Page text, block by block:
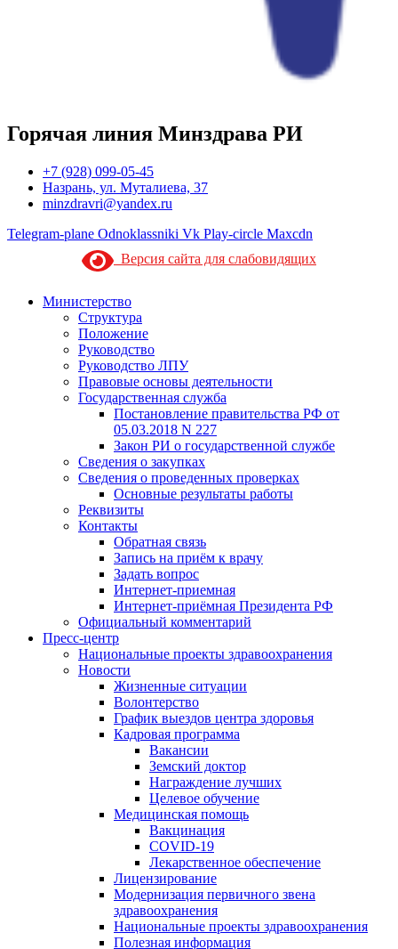
Горячая линия Минздрава РИ
+7 (928) 099-05-45
Назрань, ул. Муталиева, 37
minzdravri@yandex.ru
Telegram-plane Odnoklassniki Vk Play-circle Maxcdn
Версия сайта для слабовидящих
Министерство
Структура
Положение
Руководство
Руководство ЛПУ
Правовые основы деятельности
Государственная служба
Постановление правительства РФ от
05.03.2018 N 227
Закон РИ о государственной службе
Сведения о закупках
Сведения о проведенных проверках
Основные результаты работы
Реквизиты
Контакты
Обратная связь
Запись на приём к врачу
Задать вопрос
Интернет-приемная
Интернет-приёмная Президента РФ
Официальный комментарий
Пресс-центр
Национальные проекты здравоохранения
Новости
Жизненные ситуации
Волонтерство
График выездов центра здоровья
Кадровая программа
Вакансии
Земский доктор
Награждение лучших
Целевое обучение
Медицинская помощь
Вакцинация
COVID-19
Лекарственное обеспечение
Лицензирование
Модернизация первичного звена
здравоохранения
Национальные проекты здравоохранения
Полезная информация